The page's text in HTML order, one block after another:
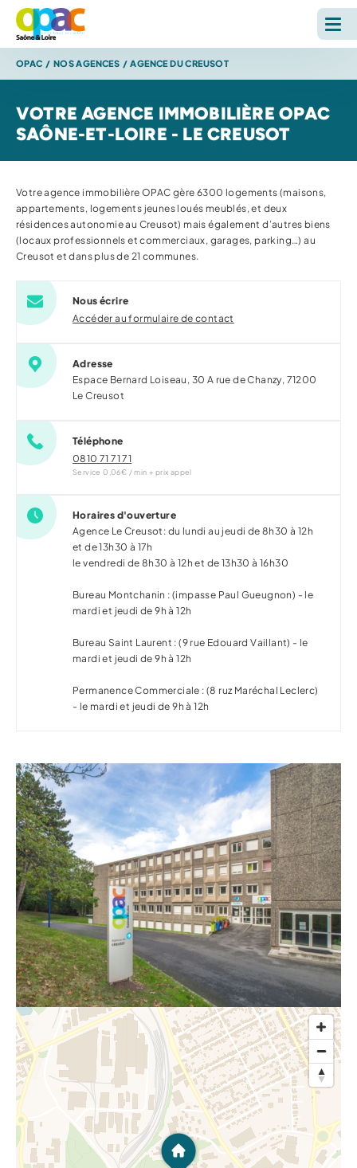
LOUER
ACHETER
L'OPAC
S'INFORMER
RECHERCHE SUR LE SITE *
ESPACE PERSONNEL
OPAC / NOS AGENCES / AGENCE DU CREUSOT
VOTRE AGENCE IMMOBILIÈRE OPAC
SAÔNE-ET-LOIRE - LE CREUSOT
Votre agence immobilière OPAC gère 6300 logements (maisons,
appartements, logements jeunes loués meublés, et deux
résidences autonomie au Creusot) mais également d’autres biens
(locaux professionnels et commerciaux, garages, parking…) au
Creusot et dans plus de 21 communes.
Nous écrire
Accéder au formulaire de contact
Adresse
Espace Bernard Loiseau, 30 A rue de Chanzy, 71200
Le Creusot
Téléphone
0810 71 71 71
Service 0,06€ / min + prix appel
Horaires d'ouverture
Agence Le Creusot: du lundi au jeudi de 8h30 à 12h
et de 13h30 à 17h
le vendredi de 8h30 à 12h et de 13h30 à 16h30
Bureau Montchanin : (impasse Paul Gueugnon) - le
mardi et jeudi de 9h à 12h
Bureau Saint Laurent : (9 rue Edouard Vaillant) - le
mardi et jeudi de 9h à 12h
Permanence Commerciale : (8 ruz Maréchal Leclerc)
- le mardi et jeudi de 9h à 12h